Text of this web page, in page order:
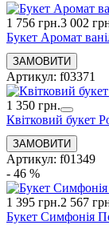
1 756 грн.3 002
Букет Аромат
Артикул: f03371
1 350 грн.
Квітковий букет
Артикул: f01349
- 46 %
1 395 грн.2 567
Букет Симфонія